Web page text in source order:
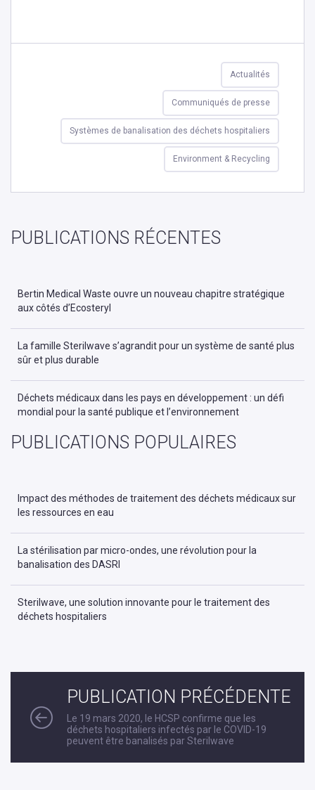
Actualités
Communiqués de presse
Systèmes de banalisation des déchets hospitaliers
Environment & Recycling
PUBLICATIONS RÉCENTES
Bertin Medical Waste ouvre un nouveau chapitre stratégique
aux côtés d’Ecosteryl
La famille Sterilwave s’agrandit pour un système de santé plus
sûr et plus durable
Déchets médicaux dans les pays en développement : un défi
mondial pour la santé publique et l’environnement
PUBLICATIONS POPULAIRES
Impact des méthodes de traitement des déchets médicaux sur
les ressources en eau
La stérilisation par micro-ondes, une révolution pour la
banalisation des DASRI
Sterilwave, une solution innovante pour le traitement des
déchets hospitaliers
PUBLICATION PRÉCÉDENTE
Le 19 mars 2020, le HCSP confirme que les
déchets hospitaliers infectés par le COVID-19
peuvent être banalisés par Sterilwave